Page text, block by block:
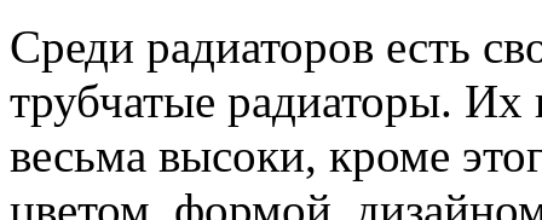
Среди радиаторов есть
трубчатые радиаторы. Их
весьма высоки, кроме
цветом, формой,